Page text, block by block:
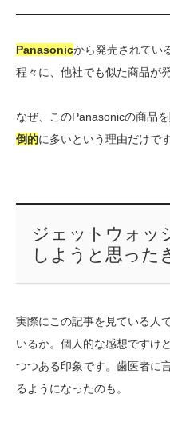
Panasonicから発売されてい
程々に、他社でも似た商品が
なぜ、このPanasonicの商品
倒的に多いという理由だけで
ジェットウォッ
しようと思った
実際にこの記事を見ている人
いるか。個人的な感想ですけ
つつある印象です。歯医者に
るようになったのも。